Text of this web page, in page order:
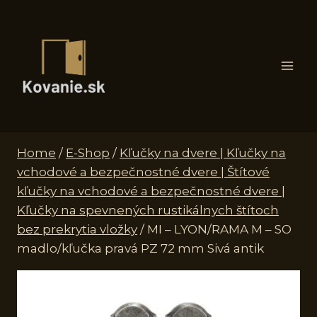
Home / E-Shop / Kľučky na dvere | Kľučky na
vchodové a bezpečnostné dvere | Štítové
kľučky na vchodové a bezpečnostné dvere |
Kľučky na spevnených rustikálnych štítoch
bez prekrytia vložky / MI – LYON/RAMA M – SO
madlo/kľučka pravá PZ 72 mm Sivá antik